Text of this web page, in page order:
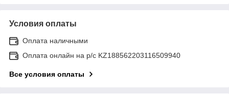
Условия оплаты
Оплата наличными
Оплата онлайн на р/с KZ188562203116509940
Все условия оплаты